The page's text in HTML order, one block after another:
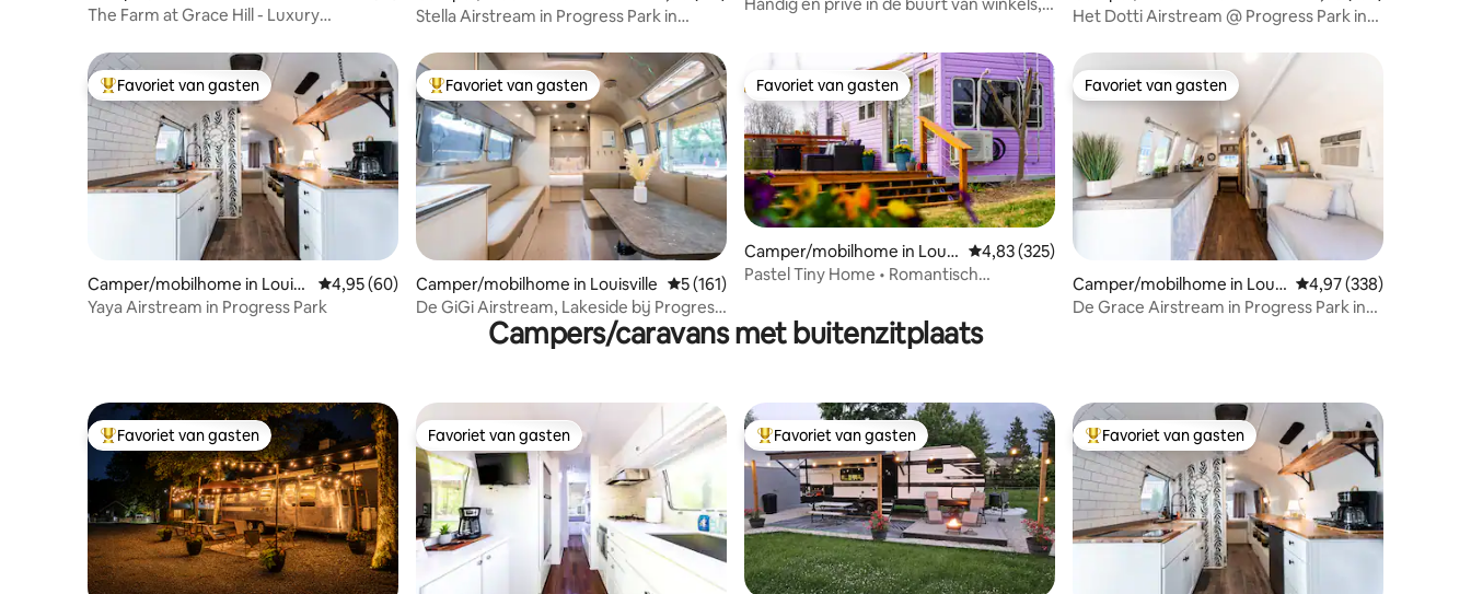
d
The Farm at Grace Hill - Luxury
ville
Stella Airstream in Progress Park in
ville
Het Dotti Airstream @ Progress Park in
Topfavoriet van gasten
Favoriet van gasten
Camper/mobilhome in Louisv
ille
Gemiddelde beoordeling van 4,95 op 5, 60 recensies
4,95 (60)
Yaya Airstream in Progress Park
Topfavoriet van gasten
Favoriet van gasten
Camper/mobilhome in Louisville Gemiddelde beoordeling van 5 op 5, 161 recensies
5 (161)
De GiGi Airstream, Lakeside bij Progress
Favoriet van gasten
Favoriet van gasten
Camper/mobilhome in Louis
ville
Gemiddelde beoordeling van 4,83 op 5, 325 recensies
4,83 (325)
Pastel Tiny Home • Romantisch
Favoriet van gasten
Favoriet van gasten
Camper/mobilhome in Louis
ville
Gemiddelde
4,97 (338)
De Grace Airstream in Progress Park in
Campers/caravans met buitenzitplaats
Topfavoriet van gasten
Favoriet van gasten Favoriet van gasten
Favoriet van gasten Topfavoriet van gasten
Favoriet van gasten Topfavoriet van gasten
Favoriet van gasten